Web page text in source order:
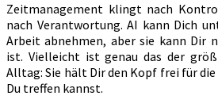
Zeitmanagement klingt nach
nach Verantwortung. AI kann Dich
Arbeit abnehmen, aber sie kann Dir
ist. Vielleicht ist genau das der
Alltag: Sie hält Dir den Kopf frei für
Du treffen kannst.